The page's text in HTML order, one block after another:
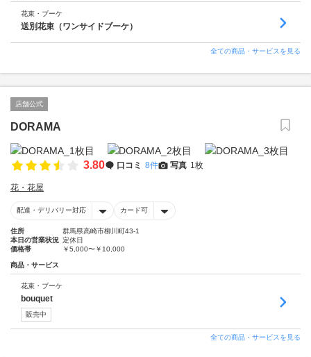
花束・ブーケ
送別花束（ワンサイドブーケ）
全ての商品・サービスを見る
店舗公式
DORAMA
3.80 口コミ 8件 写真 1枚
花・花屋
配達・デリバリー対応 カード可
住所
群馬県高崎市柳川町43-1
本日の営業状況 定休日
価格帯
￥5,000〜￥10,000
商品・サービス
花束・ブーケ
bouquet
販売中
全ての商品・サービスを見る